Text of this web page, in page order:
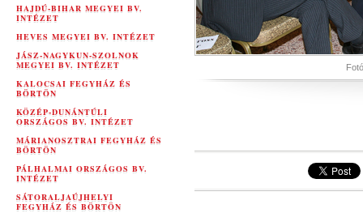
HAJDÚ-BIHAR MEGYEI BV.
INTÉZET
HEVES MEGYEI BV. INTÉZET
JÁSZ-NAGYKUN-SZOLNOK
MEGYEI BV. INTÉZET
KALOCSAI FEGYHÁZ ÉS
BÖRTÖN
KÖZÉP-DUNÁNTÚLI
ORSZÁGOS BV. INTÉZET
MÁRIANOSZTRAI FEGYHÁZ ÉS
BÖRTÖN
PÁLHALMAI ORSZÁGOS BV.
INTÉZET
SÁTORALJAÚJHELYI
FEGYHÁZ ÉS BÖRTÖN